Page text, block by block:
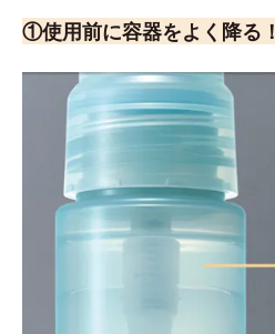
①使用前に容器をよく降る！